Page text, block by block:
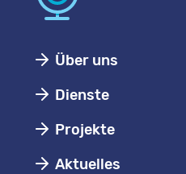
Über uns
Dienste
Projekte
Aktuelles